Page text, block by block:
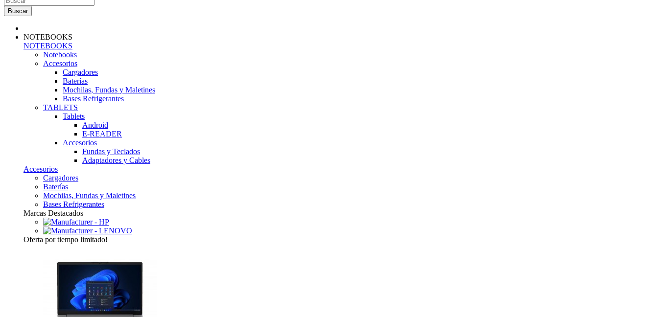
Buscar
NOTEBOOKS
NOTEBOOKS
Notebooks
Accesorios
Cargadores
Baterías
Mochilas, Fundas y Maletines
Bases Refrigerantes
TABLETS
Tablets
Android
E-READER
Accesorios
Fundas y Teclados
Adaptadores y Cables
Accesorios
Cargadores
Baterías
Mochilas, Fundas y Maletines
Bases Refrigerantes
Marcas Destacados
Oferta por tiempo limitado!